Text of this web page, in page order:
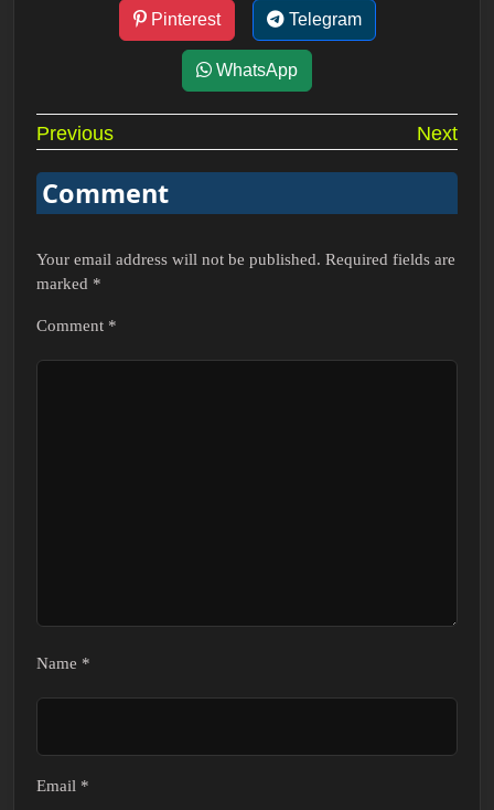
Pinterest Telegram
WhatsApp
Post
navigation
Previous Next
Comment
Your email address will not be published. Required fields are
marked *
Comment *
Name *
Email *